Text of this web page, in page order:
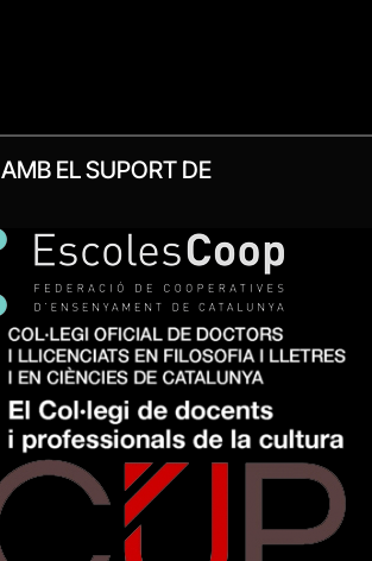
AMB EL SUPORT DE